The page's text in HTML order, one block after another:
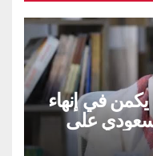
يكمن في إنهاء
على